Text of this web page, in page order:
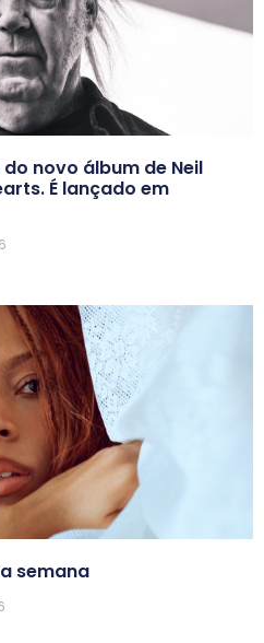
do novo álbum de Neil
É lançado em
semana